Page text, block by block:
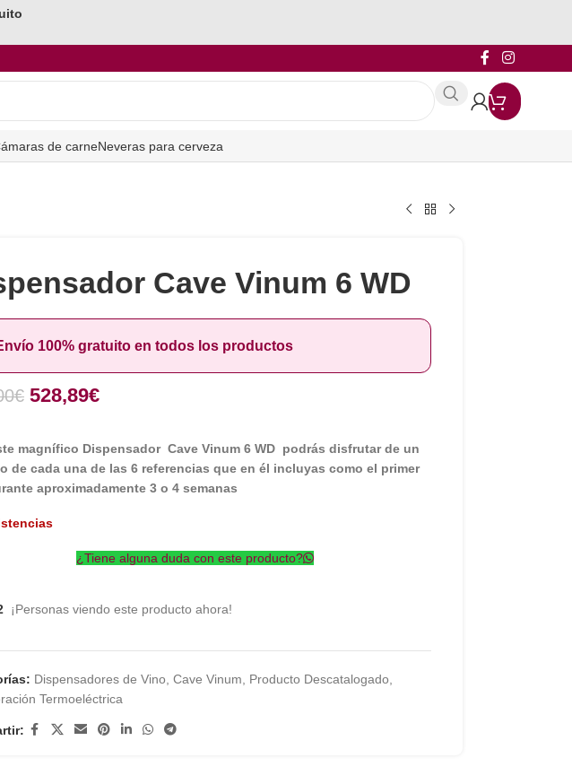
de carneNeveras para cerveza
Cave Vinum 6 WD
100% gratuito en todos los productos
€ 528,89€
magnífico Dispensador Cave Vinum 6 WD podrás disfrutar de un
de cada una de las 6 referencias que en él incluyas como el primer
aproximadamente 3 o 4 semanas
¿Tiene alguna duda con este producto?
¡Personas viendo este producto ahora!
Dispensadores de Vino Cave Vinum Producto Descatalogado
Termoeléctrica